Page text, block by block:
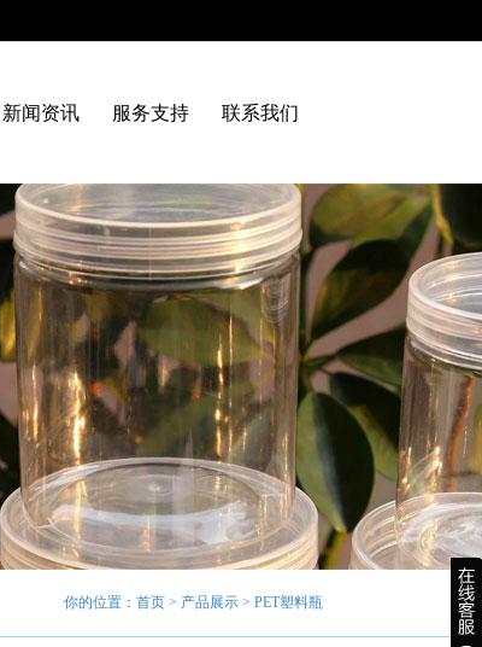
新闻资讯 服务支持 联系我们
你的位置： 首页 > 产品展示 > PET塑料瓶